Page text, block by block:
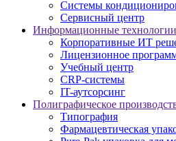
Системы
Сервисный центр
Информационные технологии
Корпоративные ИТ
Лицензионное
Учебный центр
CRP-системы
IT-аутсорсинг
Полиграфическое
Типография
Фармацевтическая